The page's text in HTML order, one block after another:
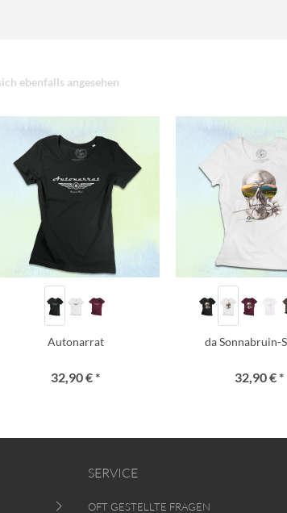
ebenfalls angesehen
Autonarrat
32,90 € *
da Sonnabruin-
32,90 € *
SERVICE
OFT GESTELLTE FRAGEN